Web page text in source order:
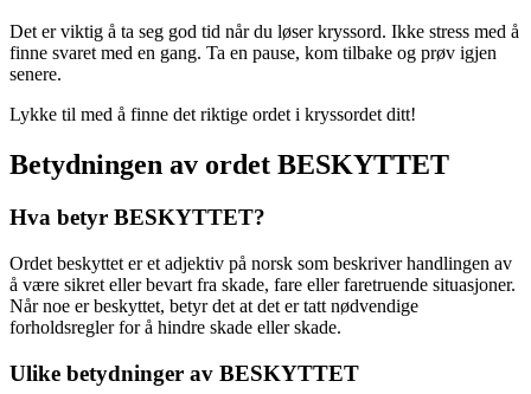
Det er viktig å ta seg god tid når du løser kryssord. Ikke stress med å
finne svaret med en gang. Ta en pause, kom tilbake og prøv igjen
senere.
Lykke til med å finne det riktige ordet i kryssordet ditt!
Betydningen av ordet BESKYTTET
Hva betyr BESKYTTET?
Ordet beskyttet er et adjektiv på norsk som beskriver handlingen av
å være sikret eller bevart fra skade, fare eller faretruende situasjoner.
Når noe er beskyttet, betyr det at det er tatt nødvendige
forholdsregler for å hindre skade eller skade.
Ulike betydninger av BESKYTTET